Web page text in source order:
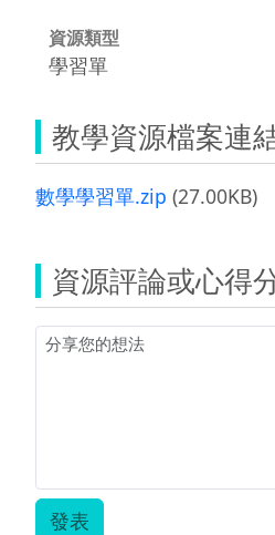
資源類型
學習單
教學資源檔案連
數學學習單.zip (27.00KB)
資源評論或心得
發表